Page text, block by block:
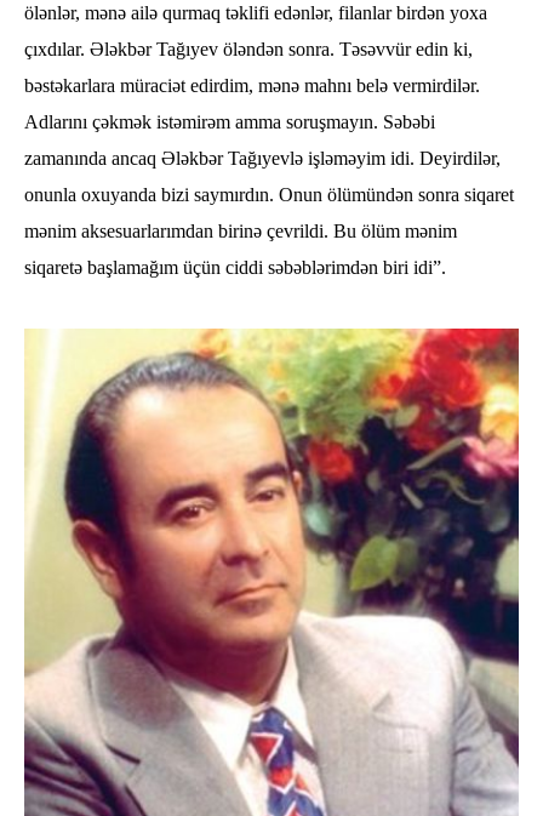
ölənlər, mənə ailə qurmaq təklifi edənlər, filanlar birdən yoxa
çıxdılar. Ələkbər Tağıyev öləndən sonra. Təsəvvür edin ki,
bəstəkarlara müraciət edirdim, mənə mahnı belə vermirdilər.
Adlarını çəkmək istəmirəm amma soruşmayın. Səbəbi
zamanında ancaq Ələkbər Tağıyevlə işləməyim idi. Deyirdilər,
onunla oxuyanda bizi saymırdın. Onun ölümündən sonra siqaret
mənim aksesuarlarımdan birinə çevrildi. Bu ölüm mənim
siqaretə başlamağım üçün ciddi səbəblərimdən biri idi”.